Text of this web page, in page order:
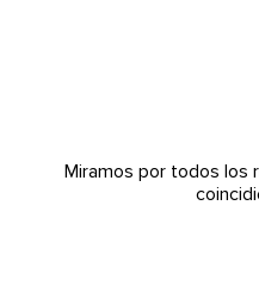
Miramos por todos los